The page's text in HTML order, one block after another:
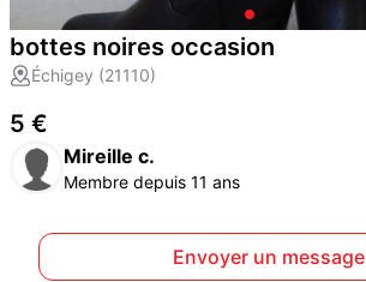
bottes noires occasion
Échigey (21110)
5 €
Mireille c.
Membre depuis 11 ans
Envoyer un message